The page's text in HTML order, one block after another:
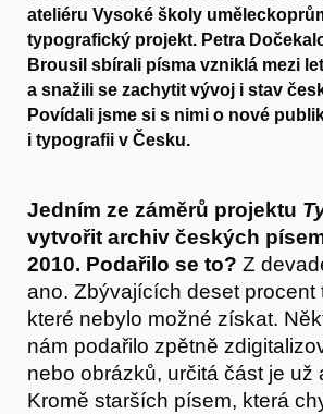
ateliéru Vysoké školy
typografický projekt. Petra
Brousil sbírali písma vzniklá mezi
a snažili se zachytit vývoj i stav
Povídali jsme si s nimi o nové
i typografii v Česku.
Jedním ze záměrů projektu
vytvořit archiv českých
2010. Podařilo se to? Z
ano. Zbývajících deset procent
které nebylo možné získat.
nám podařilo zpětně
nebo obrázků, určitá část je už
Kromě starších písem, která